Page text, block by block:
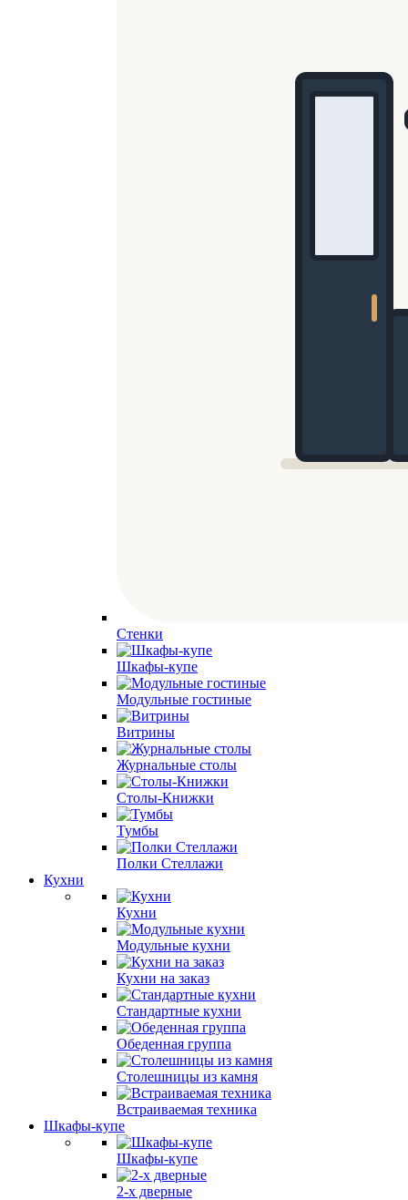
Стенки
Шкафы-купе
Модульные гостиные
Витрины
Журнальные столы
Столы-Книжки
Тумбы
Полки Стеллажи
Кухни
Кухни
Модульные кухни
Кухни на заказ
Стандартные кухни
Обеденная группа
Столешницы из камня
Встраиваемая техника
Шкафы-купе
Шкафы-купе
2-х дверные